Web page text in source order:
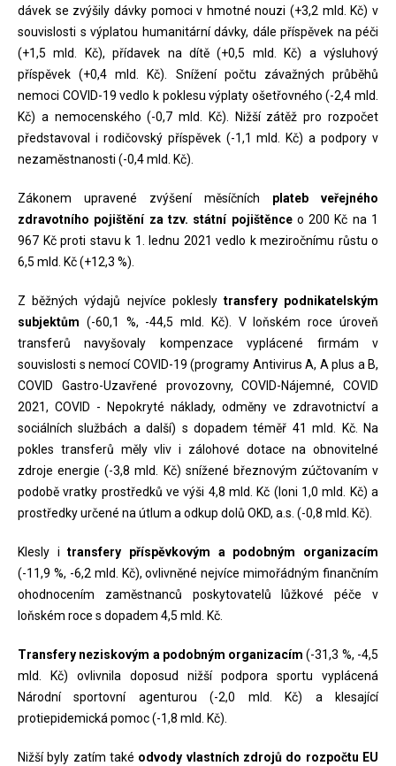
dávek se zvýšily dávky pomoci v hmotné nouzi (+3,2 mld. Kč) v
souvislosti s výplatou humanitární dávky, dále příspěvek na péči
(+1,5 mld. Kč), přídavek na dítě (+0,5 mld. Kč) a výsluhový
příspěvek (+0,4 mld. Kč). Snížení počtu závažných průběhů
nemoci COVID-19 vedlo k poklesu výplaty ošetřovného (-2,4 mld.
Kč) a nemocenského (-0,7 mld. Kč). Nižší zátěž pro rozpočet
představoval i rodičovský příspěvek (-1,1 mld. Kč) a podpory v
nezaměstnanosti (-0,4 mld. Kč).
Zákonem upravené zvýšení měsíčních plateb veřejného
zdravotního pojištění za tzv. státní pojištěnceo 200 Kč na 1
967 Kč proti stavu k 1. lednu 2021 vedlo k meziročnímu růstu o
6,5 mld. Kč (+12,3 %).
Z běžných výdajů nejvíce poklesly transfery podnikatelským
subjektům (-60,1 %, -44,5 mld. Kč). V loňském roce úroveň
transferů navyšovaly kompenzace vyplácené firmám v
souvislosti s nemocí COVID-19 (programy Antivirus A, A plus a B,
COVID Gastro-Uzavřené provozovny, COVID-Nájemné, COVID
2021, COVID - Nepokryté náklady, odměny ve zdravotnictví a
sociálních službách a další) s dopadem téměř 41 mld. Kč. Na
pokles transferů měly vliv i zálohové dotace na obnovitelné
zdroje energie (-3,8 mld. Kč) snížené březnovým zúčtovaním v
podobě vratky prostředků ve výši 4,8 mld. Kč (loni 1,0 mld. Kč) a
prostředky určené na útlum a odkup dolů OKD, a.s. (-0,8 mld. Kč).
Klesly i transfery příspěvkovým a podobným organizacím
(-11,9 %, -6,2 mld. Kč), ovlivněné nejvíce mimořádným finančním
ohodnocením zaměstnanců poskytovatelů lůžkové péče v
loňském roce s dopadem 4,5 mld. Kč.
Transfery neziskovým a podobným organizacím (-31,3 %, -4,5
mld. Kč) ovlivnila doposud nižší podpora sportu vyplácená
Národní sportovní agenturou (-2,0 mld. Kč) a klesající
protiepidemická pomoc (-1,8 mld. Kč).
Nižší byly zatím také odvody vlastních zdrojů do rozpočtu EU